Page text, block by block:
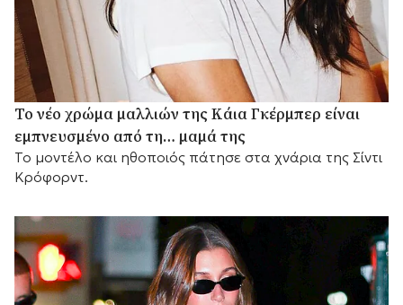
Το νέο χρώμα μαλλιών της Κάια Γκέρμπερ είναι
εμπνευσμένο από τη… μαμά της
Το μοντέλο και ηθοποιός πάτησε στα χνάρια της Σίντι
Κρόφορντ.